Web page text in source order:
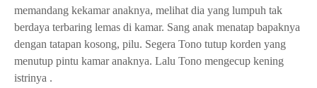
memandang kekamar anaknya, melihat dia yang lumpuh tak
berdaya terbaring lemas di kamar. Sang anak menatap bapaknya
dengan tatapan kosong, pilu. Segera Tono tutup korden yang
menutup pintu kamar anaknya. Lalu Tono mengecup kening
istrinya .